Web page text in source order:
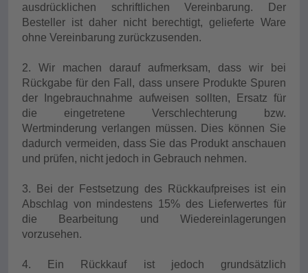
ausdrücklichen schriftlichen Vereinbarung. Der
Besteller ist daher nicht berechtigt, gelieferte Ware
ohne Vereinbarung zurückzusenden.
2. Wir machen darauf aufmerksam, dass wir bei
Rückgabe für den Fall, dass unsere Produkte Spuren
der Ingebrauchnahme aufweisen sollten, Ersatz für
die eingetretene Verschlechterung bzw.
Wertminderung verlangen müssen. Dies können Sie
dadurch vermeiden, dass Sie das Produkt anschauen
und prüfen, nicht jedoch in Gebrauch nehmen.
3. Bei der Festsetzung des Rückkaufpreises ist ein
Abschlag von mindestens 15% des Lieferwertes für
die Bearbeitung und Wiedereinlagerungen
vorzusehen.
4. Ein Rückkauf ist jedoch grundsätzlich